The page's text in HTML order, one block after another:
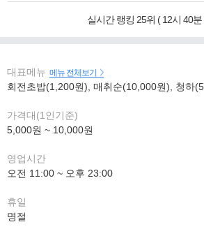
실시간 랭킹 25위 ( 12시 40
대표메뉴 메뉴 전체보기
회전초밥(1,200원), 매취순(10,000원), 청하
가격대(1인기준)
5,000원 ~ 10,000원
영업시간
오전 11:00 ~ 오후 23:00
휴일
명절